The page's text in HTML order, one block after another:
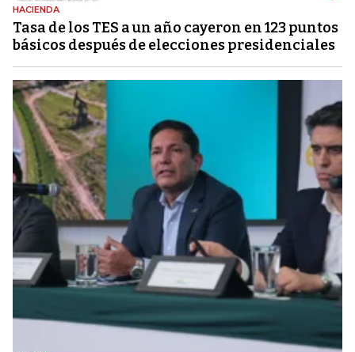
HACIENDA
Tasa de los TES a un año cayeron en 123 puntos
básicos después de elecciones presidenciales